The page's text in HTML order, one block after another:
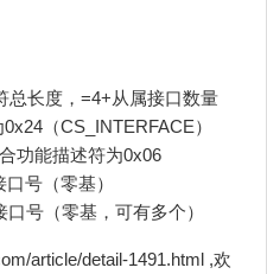
总长度，=4+从属接口数量
0x24（CS_INTERFACE）
合功能描述符为0x06
口号（零基）
口号（零基，可有多个）
article/detail-1491.html ,欢